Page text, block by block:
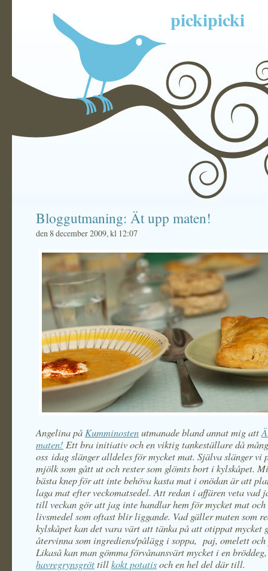
pickipicki
Bloggutmaning: Ät upp maten!
den 8 december 2009, kl 12:07
Angelina på Kumminostenutmanade bland annat mig att
maten! Ett bra initiativ och en viktig tankeställare då
oss idag slänger alldeles för mycket mat. Själva slänger vi
mjölk som gått ut och rester som glömts bort i kylskåpet.
bästa knep för att inte behöva kasta mat i onödan är att
laga mat efter veckomatsedel. Att redan i affären veta vad
till veckan gör att jag inte handlar hem för mycket mat och
livsmedel som oftast blir liggande. Vad gäller maten som
kylskåpet kan det vara värt att tänka på att otippat mycket
återvinna som ingrediens/pålägg i soppa, paj, omelett och
Likaså kan man gömma förvånansvärt mycket i en
havregrynsgröttillkokt potatisoch en hel del där till.